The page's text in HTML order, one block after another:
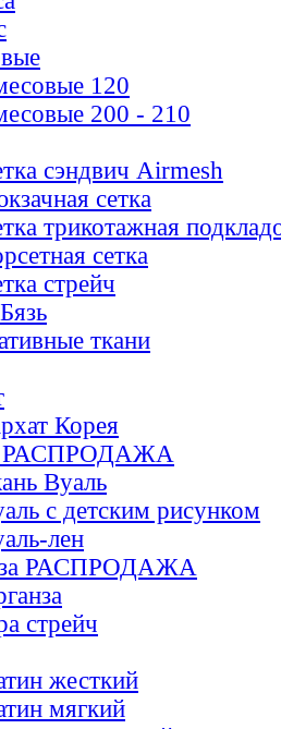
120
200 - 210
сэндвич Airmesh
сетка
трикотажная
сетка
стрейч
ткани
Корея
РАСПРОДАЖА
Вуаль
с детским рисунком
лен
РАСПРОДАЖА
стрейч
жесткий
мягкий